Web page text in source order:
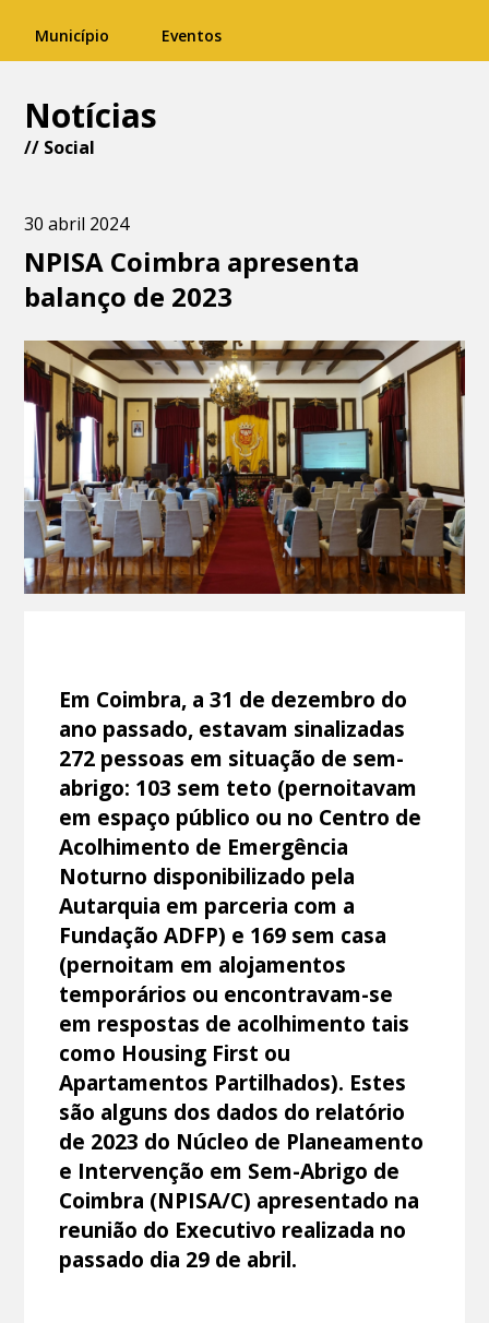
Município Eventos
Notícias
// Social
30 abril 2024
NPISA Coimbra apresenta
balanço de 2023
Em Coimbra, a 31 de dezembro do
ano passado, estavam sinalizadas
272 pessoas em situação de sem-
abrigo: 103 sem teto (pernoitavam
em espaço público ou no Centro de
Acolhimento de Emergência
Noturno disponibilizado pela
Autarquia em parceria com a
Fundação ADFP) e 169 sem casa
(pernoitam em alojamentos
temporários ou encontravam-se
em respostas de acolhimento tais
como Housing First ou
Apartamentos Partilhados). Estes
são alguns dos dados do relatório
de 2023 do Núcleo de Planeamento
e Intervenção em Sem-Abrigo de
Coimbra (NPISA/C) apresentado na
reunião do Executivo realizada no
passado dia 29 de abril.